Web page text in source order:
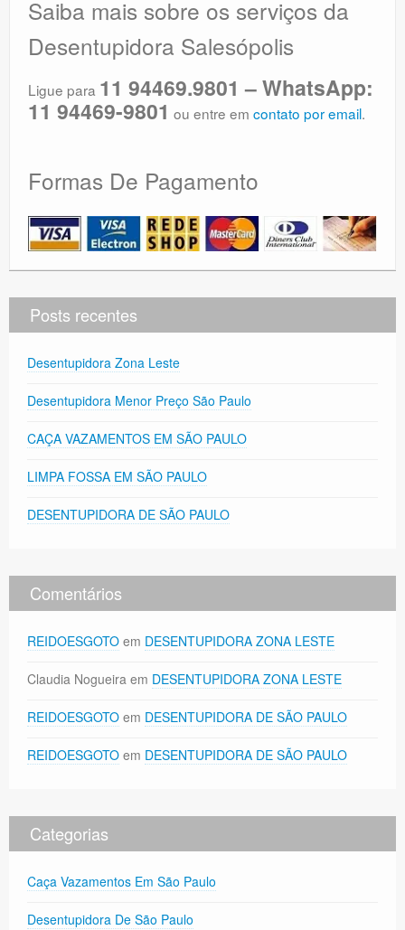
Saiba mais sobre os serviços da
Desentupidora Salesópolis
Ligue para 11 94469.9801 – WhatsApp:
11 94469-9801 ou entre em contato por email.
Formas De Pagamento
Posts recentes
Desentupidora Zona Leste
Desentupidora Menor Preço São Paulo
CAÇA VAZAMENTOS EM SÃO PAULO
LIMPA FOSSA EM SÃO PAULO
DESENTUPIDORA DE SÃO PAULO
Comentários
REIDOESGOTO em DESENTUPIDORA ZONA LESTE
Claudia Nogueira em DESENTUPIDORA ZONA LESTE
REIDOESGOTO em DESENTUPIDORA DE SÃO PAULO
REIDOESGOTO em DESENTUPIDORA DE SÃO PAULO
Categorias
Caça Vazamentos Em São Paulo
Desentupidora De São Paulo